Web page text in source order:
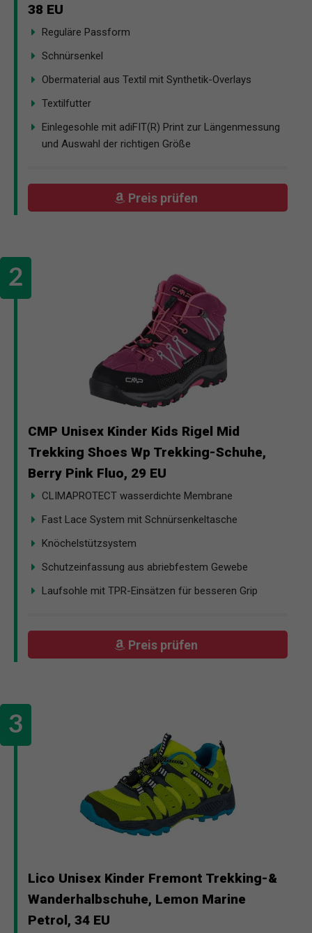
38 EU
Reguläre Passform
Schnürsenkel
Obermaterial aus Textil mit Synthetik-Overlays
Textilfutter
Einlegesohle mit adiFIT(R) Print zur Längenmessung
und Auswahl der richtigen Größe
Preis prüfen
CMP Unisex Kinder Kids Rigel Mid
Trekking Shoes Wp Trekking-Schuhe,
Berry Pink Fluo, 29 EU
CLIMAPROTECT wasserdichte Membrane
Fast Lace System mit Schnürsenkeltasche
Knöchelstützsystem
Schutzeinfassung aus abriebfestem Gewebe
Laufsohle mit TPR-Einsätzen für besseren Grip
Preis prüfen
Lico Unisex Kinder Fremont Trekking-&
Wanderhalbschuhe, Lemon Marine
Petrol, 34 EU